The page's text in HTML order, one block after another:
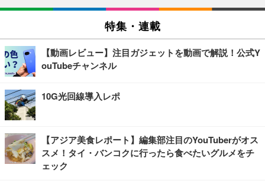
特集・連載
【動画レビュー】注目ガジェットを動画で解説！公式Y
ouTubeチャンネル
10G光回線導入レポ
【アジア美食レポート】編集部注目のYouTuberがオス
スメ！タイ・バンコクに行ったら食べたいグルメをチ
ェック